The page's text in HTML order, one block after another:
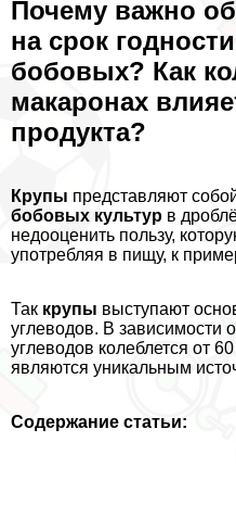
Почему важно
на срок
бобовых? Как
макаронах
продукта?
Крупы представляют
бобовых культур в
недооценить пользу,
употрeбляя в пищу, к
Так крупы выступают
углеводов. В зависимости
углеводов колeблется от
являются уникальным
Содержание статьи: